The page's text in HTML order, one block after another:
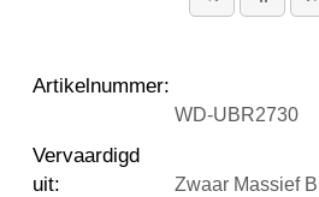
Artikelnummer:
WD-UBR2730
Vervaardigd
uit: Zwaar Massief